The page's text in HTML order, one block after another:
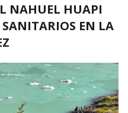
NAHUEL HUAPI
EN LA